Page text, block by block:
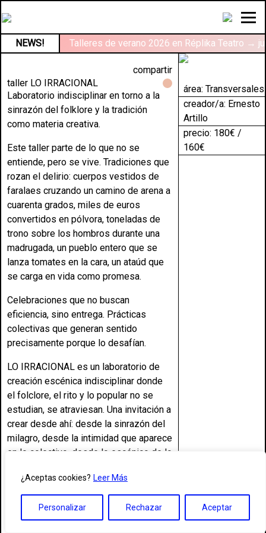
¿Aceptas cookies? Leer Más
Personalizar Rechazar Aceptar
NEWS! Talleres de verano 2026 en Réplika Teatro →
compartir
taller LO IRRACIONAL
Laboratorio indisciplinar en torno a la
sinrazón del folklore y la tradición
como materia creativa.
Este taller parte de lo que no se
entiende, pero se vive. Tradiciones que
rozan el delirio: cuerpos vestidos de
faralaes cruzando un camino de arena a
cuarenta grados, miles de euros
convertidos en pólvora, toneladas de
trono sobre los hombros durante una
madrugada, un pueblo entero que se
lanza tomates en la cara, un ataúd que
se carga en vida como promesa.
Celebraciones que no buscan
eficiencia, sino entrega. Prácticas
colectivas que generan sentido
precisamente porque lo desafían.
LO IRRACIONAL es un laboratorio de
creación escénica indisciplinar donde
el folclore, el rito y lo popular no se
estudian, se atraviesan. Una invitación a
crear desde ahí: desde la sinrazón del
milagro, desde la intimidad que aparece
en lo colectivo, desde lo escénico de lo
obedecer ninguna. A mezclar lo
sagrado y lo prosaico. A dejar que el
cuerpo entienda lo que la cabeza no
puede.
área:Transversales
creador/a: Ernesto
Artillo
precio: 180€ /
160€